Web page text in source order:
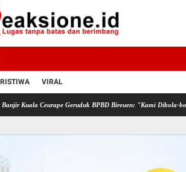
VIRAL
Geruduk BPBD Bireuen: "Kami Dibola-bolai" IMO-